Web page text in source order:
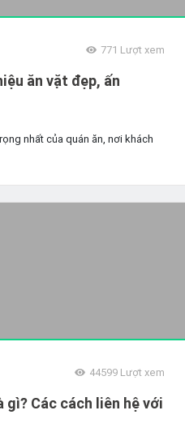
771 Lượt xem
ăn vặt đẹp, ấn
nhất của quán ăn, nơi khách
44599 Lượt xem
gì? Các cách liên hệ với